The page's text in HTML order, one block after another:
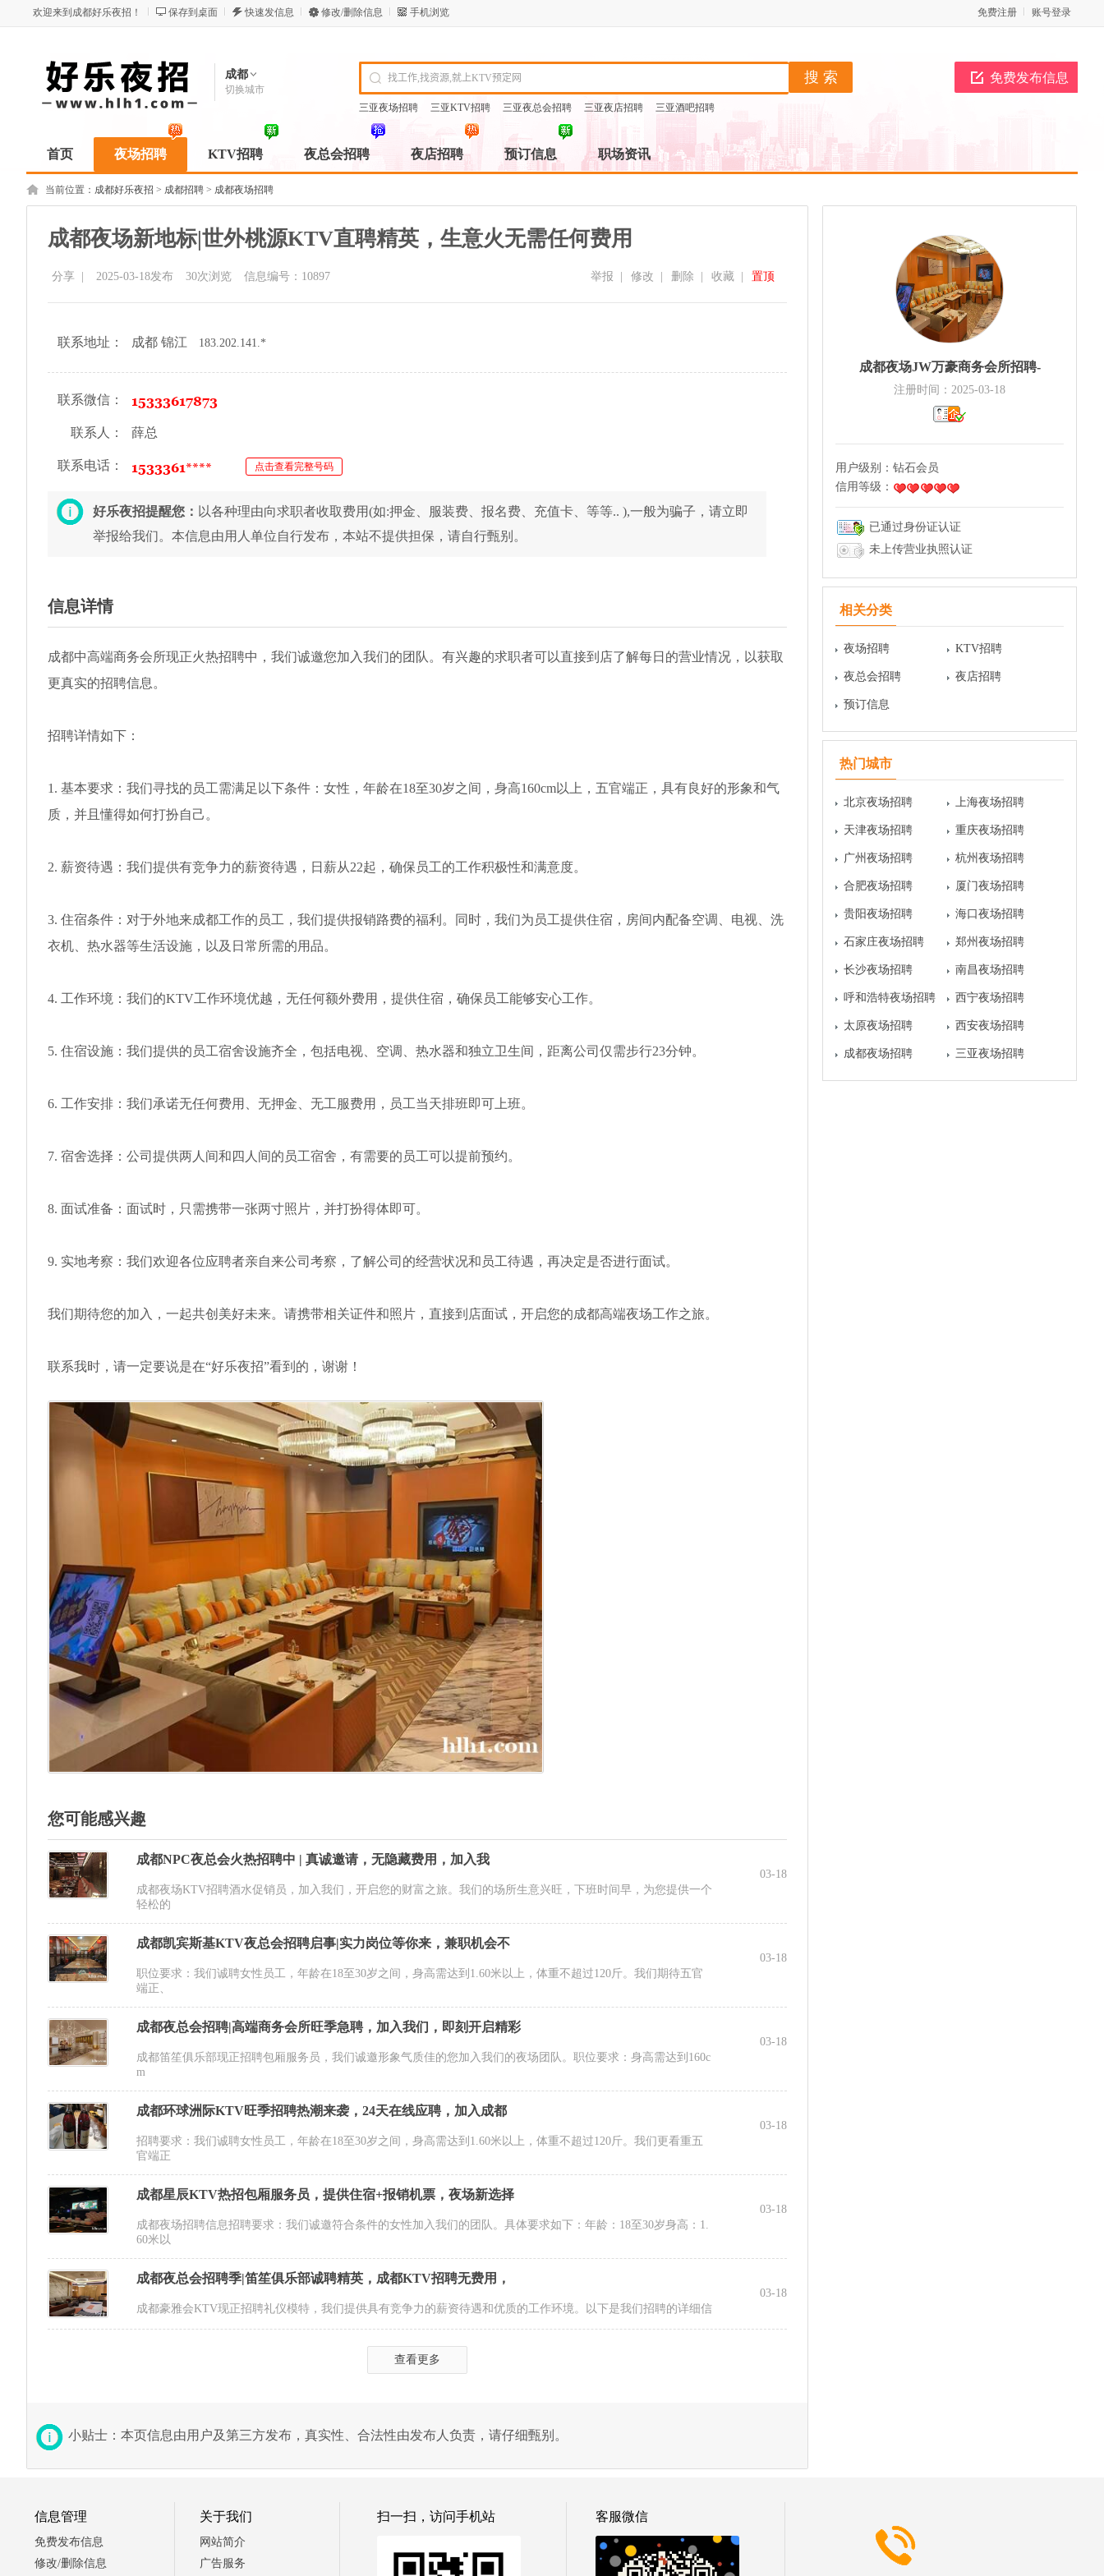
欢迎来到成都好乐夜招！ 保存到桌面 快速发信息 修改/删除信息 手机浏览 账号登录
免费注册
成都
切换城市
免费发布信息
三亚夜场招聘 三亚KTV招聘 三亚夜总会招聘 三亚夜店招聘 三亚酒吧招聘
首页 夜场招聘 KTV招聘 夜总会招聘 夜店招聘 预订信息 职场资讯
当前位置： 成都好乐夜招 > 成都招聘 > 成都夜场招聘
成都夜场新地标|世外桃源KTV直聘精英，生意火无需任何费用
分享 2025-03-18发布 30次浏览 信息编号：10897 置顶
收藏
删除
修改
举报
联系地址： 成都 锦江 183.202.141.*
联系微信：
联系人： 薛总
联系电话： 点击查看完整号码
好乐夜招提醒您： 以各种理由向求职者收取费用(如:押金、服装费、报名费、充值卡、等等.. ),一般为骗子，请立即
举报给我们。本信息由用人单位自行发布，本站不提供担保，请自行甄别。
信息详情
成都中高端商务会所现正火热招聘中，我们诚邀您加入我们的团队。有兴趣的求职者可以直接到店了解每日的营业情况，以获取
更真实的招聘信息。
招聘详情如下：
1. 基本要求：我们寻找的员工需满足以下条件：女性，年龄在18至30岁之间，身高160cm以上，五官端正，具有良好的形象和气
质，并且懂得如何打扮自己。
2. 薪资待遇：我们提供有竞争力的薪资待遇，日薪从22起，确保员工的工作积极性和满意度。
3. 住宿条件：对于外地来成都工作的员工，我们提供报销路费的福利。同时，我们为员工提供住宿，房间内配备空调、电视、洗
衣机、热水器等生活设施，以及日常所需的用品。
4. 工作环境：我们的KTV工作环境优越，无任何额外费用，提供住宿，确保员工能够安心工作。
5. 住宿设施：我们提供的员工宿舍设施齐全，包括电视、空调、热水器和独立卫生间，距离公司仅需步行23分钟。
6. 工作安排：我们承诺无任何费用、无押金、无工服费用，员工当天排班即可上班。
7. 宿舍选择：公司提供两人间和四人间的员工宿舍，有需要的员工可以提前预约。
8. 面试准备：面试时，只需携带一张两寸照片，并打扮得体即可。
9. 实地考察：我们欢迎各位应聘者亲自来公司考察，了解公司的经营状况和员工待遇，再决定是否进行面试。
我们期待您的加入，一起共创美好未来。请携带相关证件和照片，直接到店面试，开启您的成都高端夜场工作之旅。
联系我时，请一定要说是在“好乐夜招”看到的，谢谢！
您可能感兴趣
成都NPC夜总会火热招聘中 | 真诚邀请，无隐藏费用，加入我
成都夜场KTV招聘酒水促销员，加入我们，开启您的财富之旅。我们的场所生意兴旺，下班时间早，为您提供一个
轻松的
03-18
成都凯宾斯基KTV夜总会招聘启事|实力岗位等你来，兼职机会不
职位要求：我们诚聘女性员工，年龄在18至30岁之间，身高需达到1.60米以上，体重不超过120斤。我们期待五官
端正、
03-18
成都夜总会招聘|高端商务会所旺季急聘，加入我们，即刻开启精彩
成都笛笙俱乐部现正招聘包厢服务员，我们诚邀形象气质佳的您加入我们的夜场团队。职位要求：身高需达到160c
m
03-18
成都环球洲际KTV旺季招聘热潮来袭，24天在线应聘，加入成都
招聘要求：我们诚聘女性员工，年龄在18至30岁之间，身高需达到1.60米以上，体重不超过120斤。我们更看重五
官端正
03-18
成都星辰KTV热招包厢服务员，提供住宿+报销机票，夜场新选择
成都夜场招聘信息招聘要求：我们诚邀符合条件的女性加入我们的团队。具体要求如下：年龄：18至30岁身高：1.
60米以
03-18
成都夜总会招聘季|笛笙俱乐部诚聘精英，成都KTV招聘无费用，
成都豪雅会KTV现正招聘礼仪模特，我们提供具有竞争力的薪资待遇和优质的工作环境。以下是我们招聘的详细信
03-18
查看更多
小贴士：本页信息由用户及第三方发布，真实性、合法性由发布人负责，请仔细甄别。
成都夜场JW万豪商务会所招聘-
注册时间：2025-03-18
用户级别： 钻石会员
信用等级：
已通过身份证认证
未上传营业执照认证
相关分类
夜场招聘 KTV招聘
夜总会招聘 夜店招聘
预订信息
热门城市
北京夜场招聘 上海夜场招聘
天津夜场招聘 重庆夜场招聘
广州夜场招聘 杭州夜场招聘
合肥夜场招聘 厦门夜场招聘
贵阳夜场招聘 海口夜场招聘
石家庄夜场招聘 郑州夜场招聘
长沙夜场招聘 南昌夜场招聘
呼和浩特夜场招聘 西宁夜场招聘
太原夜场招聘 西安夜场招聘
成都夜场招聘 三亚夜场招聘
信息管理
免费发布信息
修改/删除信息
关于我们
网站简介
广告服务
扫一扫，访问手机站 客服微信